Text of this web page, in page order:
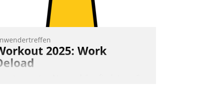
2025: Work